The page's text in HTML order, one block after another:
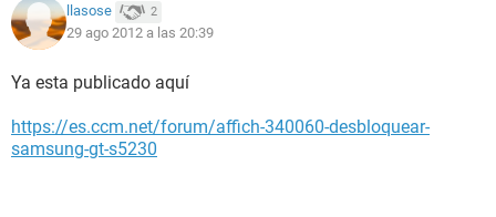
llasose 2
29 ago 2012 a las 20:39
Ya esta publicado aquí
https://es.ccm.net/forum/affich-340060-desbloquear-
samsung-gt-s5230